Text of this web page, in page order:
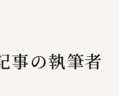
事の執筆者